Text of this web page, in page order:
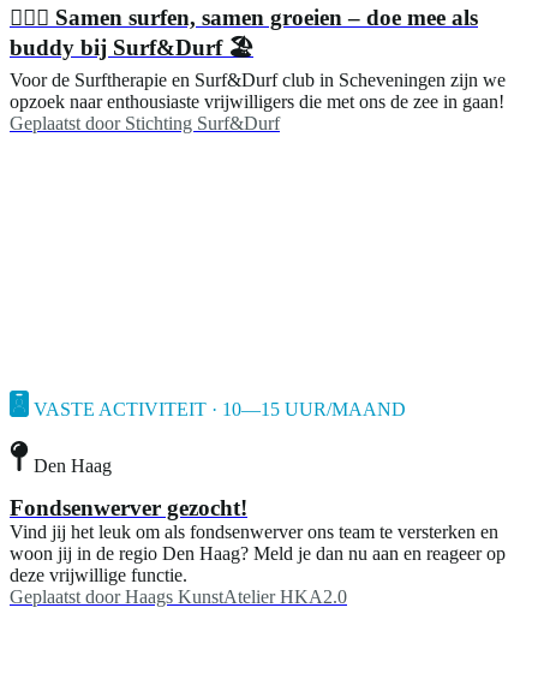
🏄🏼‍♂️ Samen surfen, samen groeien – doe mee als
buddy bij Surf&Durf 🏖️
Voor de Surftherapie en Surf&Durf club in Scheveningen zijn we
opzoek naar enthousiaste vrijwilligers die met ons de zee in gaan!
Geplaatst door Stichting Surf&Durf
VASTE ACTIVITEIT · 10—15 UUR/MAAND
Den Haag
Fondsenwerver gezocht!
Vind jij het leuk om als fondsenwerver ons team te versterken en
woon jij in de regio Den Haag? Meld je dan nu aan en reageer op
deze vrijwillige functie.
Geplaatst door Haags KunstAtelier HKA2.0